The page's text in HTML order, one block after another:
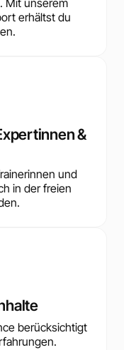
Mit unserem
erhältst du
&
und
in der freien
berücksichtigt